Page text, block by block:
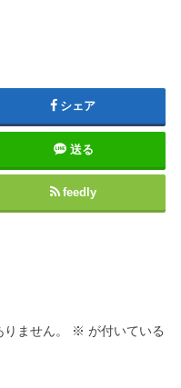
シェア
送る
feedly
ません。 ※ が付いている